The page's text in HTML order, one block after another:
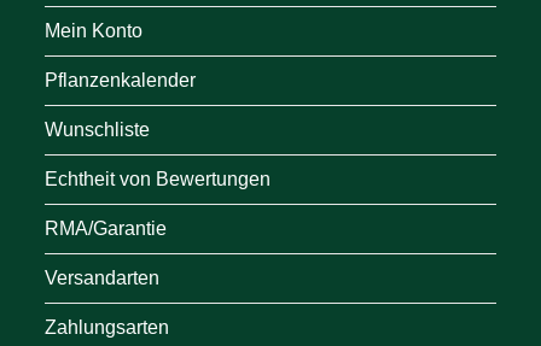
Mein Konto
Pflanzenkalender
Wunschliste
Echtheit von Bewertungen
RMA/Garantie
Versandarten
Zahlungsarten